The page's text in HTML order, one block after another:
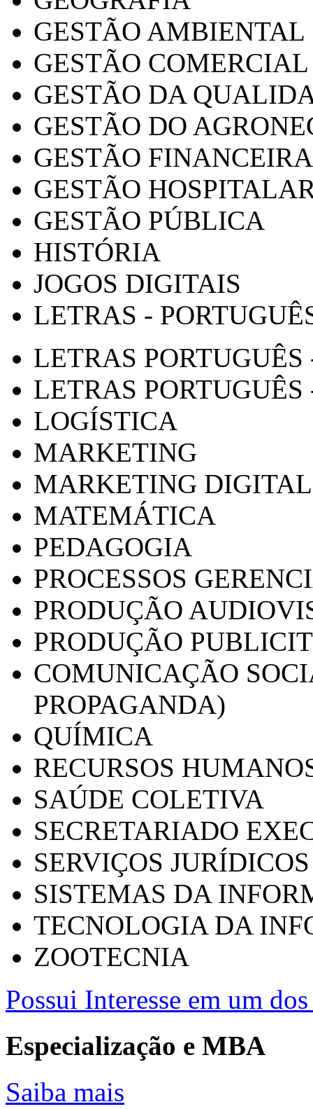
GESTÃO AMBIENTAL
GESTÃO COMERCIAL
GESTÃO DA
GESTÃO DO
GESTÃO FINANCEIRA
GESTÃO
GESTÃO PÚBLICA
HISTÓRIA
JOGOS DIGITAIS
LETRAS -
LETRAS
LETRAS PORTUGUÊS
LOGÍSTICA
MARKETING
MARKETING DIGITAL
MATEMÁTICA
PEDAGOGIA
PROCESSOS
PRODUÇÃO
PRODUÇÃO
COMUNICAÇÃO
PROPAGANDA)
QUÍMICA
RECURSOS
SAÚDE COLETIVA
SECRETARIADO
SERVIÇOS
SISTEMAS DA
TECNOLOGIA DA
ZOOTECNIA
Possui Interesse em um
Especialização e MBA
Saiba mais